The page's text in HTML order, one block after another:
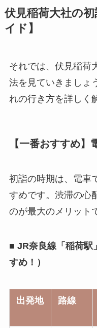
伏見稲荷大社の
イド】
それでは、伏見稲荷
法を見ていきましょ
れの行き方を詳しく
【一番おすすめ】
初詣の時期は、電車
すめです。渋滞の心
のが最大のメリット
■ JR奈良線「稲荷駅
すめ！）
出発地 路線